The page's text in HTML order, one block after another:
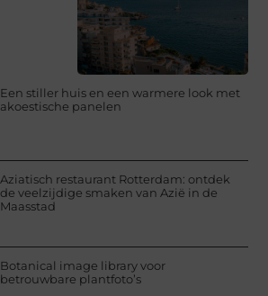
Een stiller huis en een warmere look met
akoestische panelen
Aziatisch restaurant Rotterdam: ontdek
de veelzijdige smaken van Azië in de
Maasstad
Botanical image library voor
betrouwbare plantfoto’s